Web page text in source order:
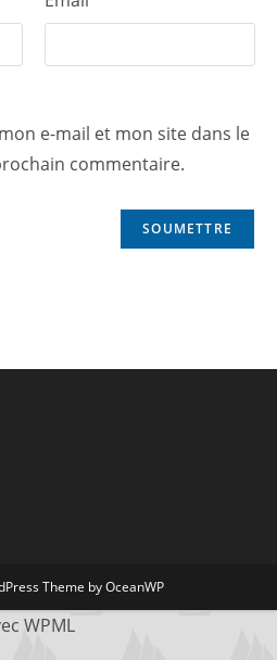
e-mail et mon site dans le
commentaire.
Theme by OceanWP
WPML